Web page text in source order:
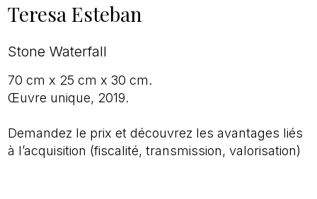
Teresa Esteban
Stone Waterfall
70 cm x 25 cm x 30 cm.
Œuvre unique, 2019.
Demandez le prix et découvrez les avantages liés
à l’acquisition (fiscalité, transmission, valorisation)